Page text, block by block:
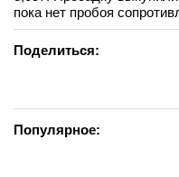
пока нет пробоя
Поделиться:
Популярное: